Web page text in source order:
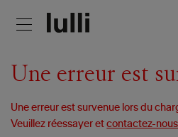
Une erreur est
Une erreur est survenue lors du
Veuillez réessayer etcontactez-nous